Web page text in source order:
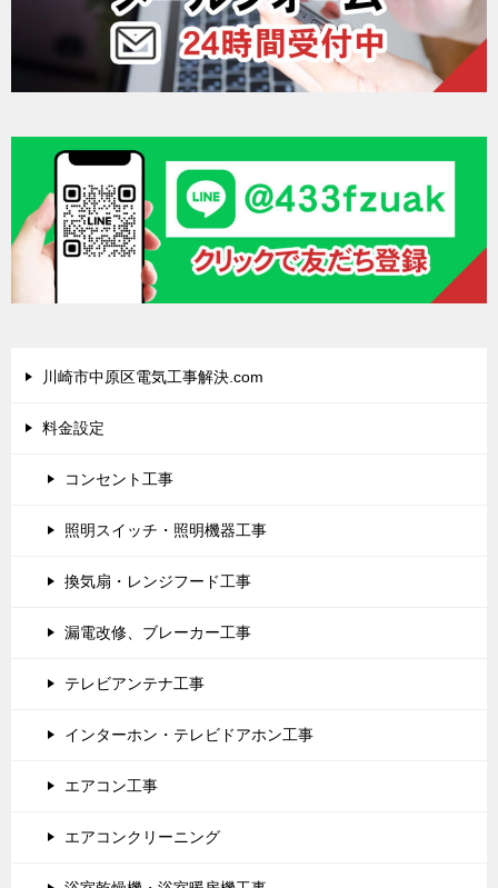
川崎市中原区電気工事解決.com
料金設定
コンセント工事
照明スイッチ・照明機器工事
換気扇・レンジフード工事
漏電改修、ブレーカー工事
テレビアンテナ工事
インターホン・テレビドアホン工事
エアコン工事
エアコンクリーニング